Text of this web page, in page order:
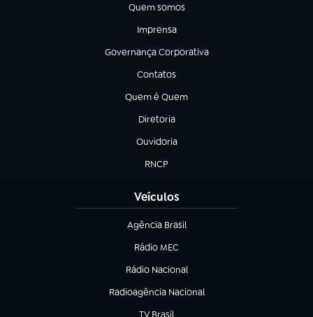
Quem somos
(abre em nova aba)
Imprensa
(abre em nova aba)
Governança Corporativa
(abre em nova aba)
Contatos
(abre em nova aba)
Quem é Quem
(abre em nova aba)
Diretoria
(abre em nova aba)
Ouvidoria
(abre em nova aba)
RNCP
(abre em nova aba)
Veículos
Agência Brasil
(abre em nova aba)
Rádio MEC
(abre em nova aba)
Rádio Nacional
Radioagência Nacional
(abre em nova aba)
TV Brasil